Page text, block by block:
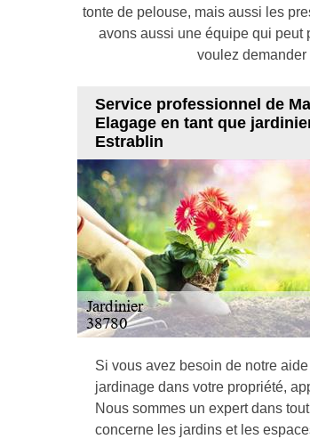
tonte de pelouse, mais aussi les
avons aussi une équipe qui peut
voulez
Service professionnel de
Elagage en tant que
Estrablin
Si vous avez besoin de notre
jardinage dans votre propriété,
Nous sommes un expert dans
concerne les jardins et les